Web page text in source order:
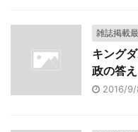
雑誌掲載
キング
政の答え
2016/